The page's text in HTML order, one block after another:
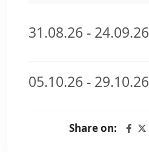
31.08.26 - 24.09.26
05.10.26 - 29.10.26
Share on: